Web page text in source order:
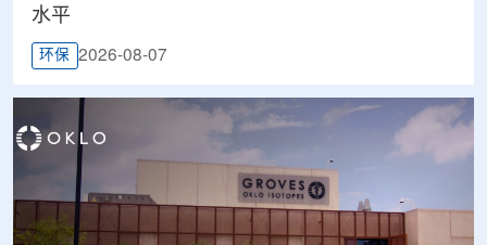
水平
环保 2026-08-07